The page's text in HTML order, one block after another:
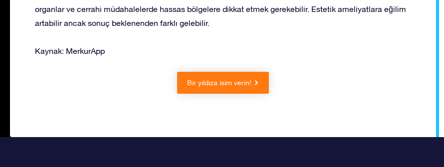
organlar ve cerrahi müdahalelerde hassas bölgelere dikkat etmek gerekebilir. Estetik ameliyatlara eğilim
artabilir ancak sonuç beklenenden farklı gelebilir.
Kaynak: MerkurApp
Bir yıldıza isim verin!